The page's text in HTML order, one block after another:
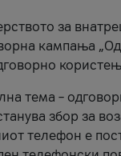
за
кампања
тема –
збор за
телефон е